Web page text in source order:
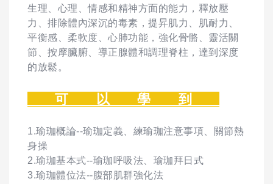
生理、心理、情感和精神方面的能力，釋放壓
力、排除體內深沉的毒素，提昇肌力、肌耐力、
平衡感、柔軟度、心肺功能，強化骨骼、靈活關
節、按摩臟腑、導正腺體和調理脊柱，達到深度
的放鬆。
可 以 學 到
1.瑜珈概論--瑜珈定義、練瑜珈注意事項、關節熱
身操
2.瑜珈基本式--瑜珈呼吸法、瑜珈拜日式
3.瑜珈體位法--腹部肌群強化法